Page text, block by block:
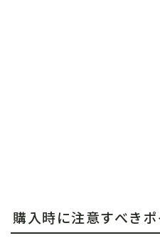
購入時に注意すべき